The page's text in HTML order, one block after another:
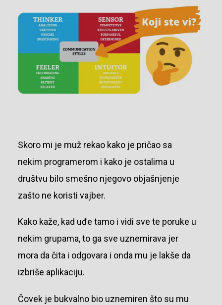
Skoro mi je muž rekao kako je pričao sa
nekim programerom i kako je ostalima u
društvu bilo smešno njegovo objašnjenje
zašto ne koristi vajber.
Kako kaže, kad uđe tamo i vidi sve te poruke u
nekim grupama, to ga sve uznemirava jer
mora da čita i odgovara i onda mu je lakše da
izbriše aplikaciju.
Čovek je bukvalno bio uznemiren što su mu